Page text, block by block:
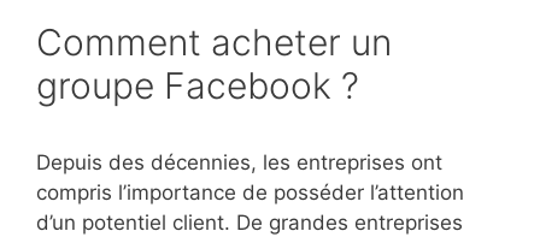
Comment acheter un
groupe Facebook ?
Depuis des décennies, les entreprises ont
compris l’importance de posséder l’attention
d’un potentiel client. De grandes entreprises